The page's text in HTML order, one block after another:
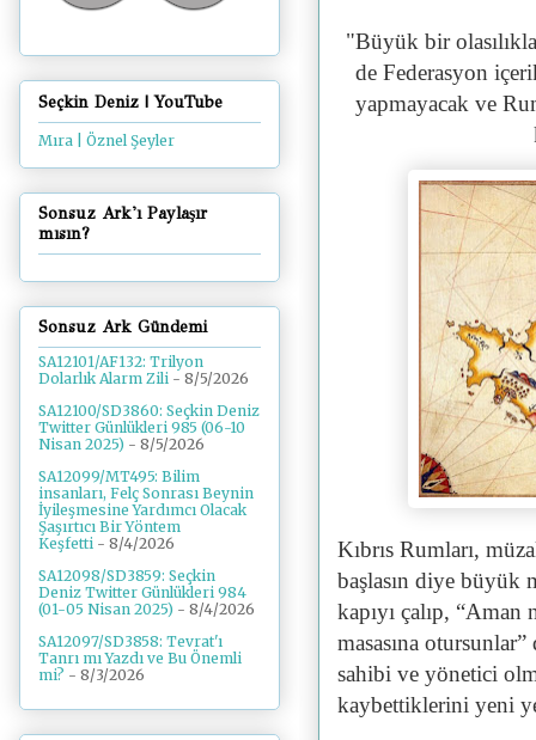
"Büyük bir
de Federasyon
yapmayacak ve
Kıbrıs Rumları,
başlasın diye büyük
kapıyı çalıp,
masasına
sahibi ve yönetici
kaybettiklerini yeni
Seçkin Deniz | YouTube
Mıra | Öznel Şeyler
Sonsuz Ark'ı Paylaşır
mısın?
Sonsuz Ark Gündemi
SA12101/AF132: Trilyon
Dolarlık Alarm Zili - 8/5/2026
SA12100/SD3860: Seçkin Deniz
Twitter Günlükleri 985 (06-10
Nisan 2025) - 8/5/2026
SA12099/MT495: Bilim
insanları, Felç Sonrası Beynin
İyileşmesine Yardımcı Olacak
Şaşırtıcı Bir Yöntem
Keşfetti - 8/4/2026
SA12098/SD3859: Seçkin
Deniz Twitter Günlükleri 984
(01-05 Nisan 2025) - 8/4/2026
SA12097/SD3858: Tevrat'ı
Tanrı mı Yazdı ve Bu Önemli
mi? - 8/3/2026